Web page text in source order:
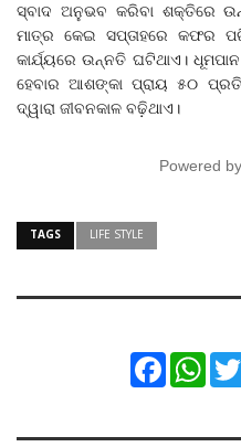
ସ୍ବାଦ ଅନୁଭବ କରିବା ଶକ୍ତିରେ
ମାତ୍ର କେଇ ସପ୍ତାହରେ କଫର
କାର୍ଯ୍ୟରେ ଉନ୍ନତି ଘଟିଥାଏ।
ହେବାର ଆଶଙ୍କା ପ୍ରାୟ ୫୦
ଦ୍ୱାରା ଜୀବନକାଳ ବଢ଼ିଥାଏ।
Powered by
TAGS LIFE STYLE
Facebook